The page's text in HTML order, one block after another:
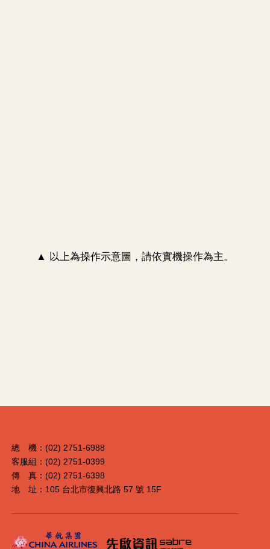
▲ 以上為操作示意圖，請依實機操作為主。
總 機：(02) 2751-6988
客服組：(02) 2751-0399
傳 真：(02) 2751-6398
地 址：105 台北市復興北路 57 號 15F